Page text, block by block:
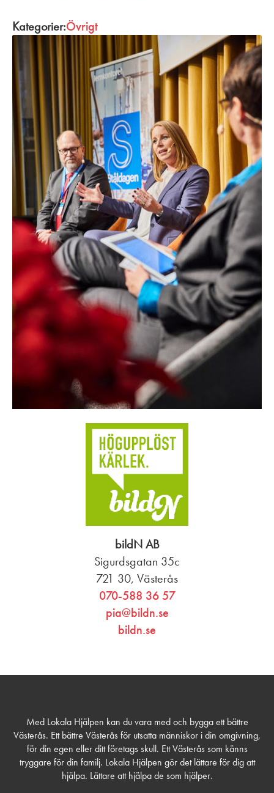
Kategorier:Övrigt
bildN AB
Sigurdsgatan 35c
721 30, Västerås
070-588 36 57
pia@bildn.se
bildn.se
Med Lokala Hjälpen kan du vara med och bygga ett bättre
Västerås. Ett bättre Västerås för utsatta människor i din omgivning,
för din egen eller ditt företags skull. Ett Västerås som känns
tryggare för din familj. Lokala Hjälpen gör det lättare för dig att
hjälpa. Lättare att hjälpa de som hjälper.